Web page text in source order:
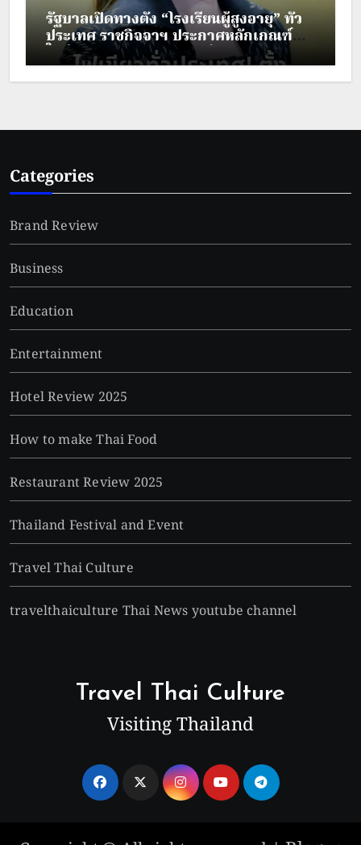
รัฐบาลเปิดทางตั้ง “โรงเรียนผู้สูงอายุ” ทั่ว
ประเทศ ราชกิจจาฯ ประกาศหลักเกณฑ์
ใหม่ ยกระดับคุณภาพชีวิตผู้สูงวัย
Categories
Brand Review
Business
Education
Entertainment
Hotel Review 2025
How to make Thai Food
Restaurant Review 2025
Thailand Festival and Event
Travel Thai Culture
travelthaiculture Thai News youtube channel
Travel Thai Culture
Visiting Thailand